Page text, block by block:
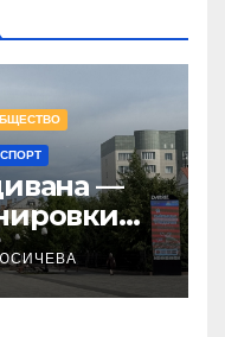
СПОРТ
—